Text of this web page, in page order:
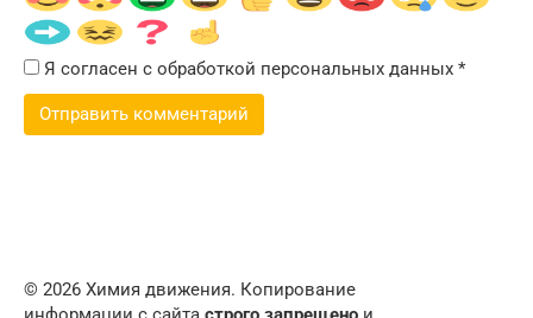
Я согласен с обработкой персональных данных *
© 2026 Химия движения. Копирование